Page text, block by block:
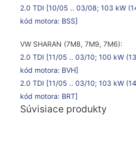
2.0 TDI [10/05 .. 03/08; 103 kW
kód motora: BSS]
VW SHARAN (7M8, 7M9, 7M6):
2.0 TDI [11/05 .. 03/10; 100 kW
kód motora: BVH]
2.0 TDI [11/05 .. 03/10; 103 kW
kód motora: BRT]
Súvisiace produkty